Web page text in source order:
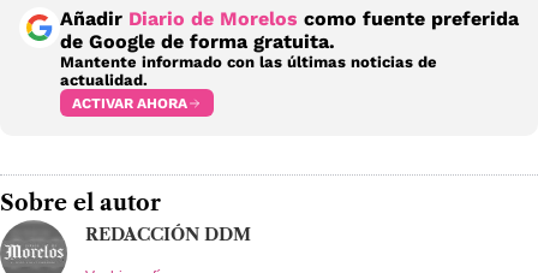
Añadir Diario de Morelos como fuente preferida
de Google de forma gratuita.
Mantente informado con las últimas noticias de
actualidad.
ACTIVAR AHORA
Sobre el autor
REDACCIÓN DDM